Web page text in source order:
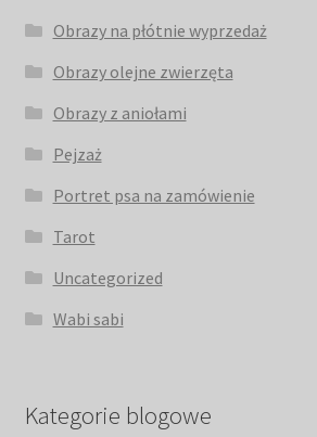
Obrazy na płótnie wyprzedaż
Obrazy olejne zwierzęta
Obrazy z aniołami
Pejzaż
Portret psa na zamówienie
Tarot
Uncategorized
Wabi sabi
Kategorie blogowe